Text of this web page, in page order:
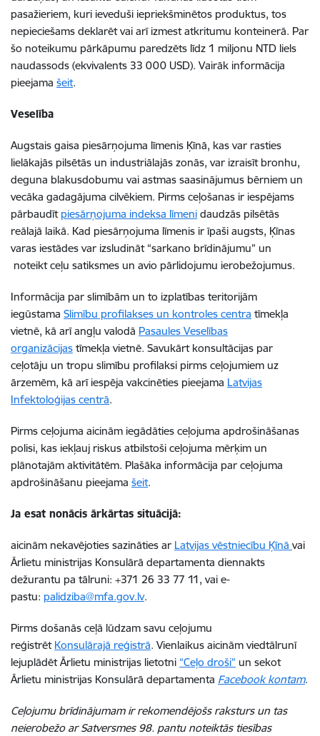
pasažieriem, kuri ieveduši iepriekšminētos produktus, tos
nepieciešams deklarēt vai arī izmest atkritumu konteinerā. Par
šo noteikumu pārkāpumu paredzēts līdz 1 miljonu NTD liels
naudassods (ekvivalents 33 000 USD). Vairāk informācija
pieejama šeit.
Veselība
Augstais gaisa piesārņojuma līmenis Ķīnā, kas var rasties
lielākajās pilsētās un industriālajās zonās, var izraisīt bronhu,
deguna blakusdobumu vai astmas saasinājumus bērniem un
vecāka gadagājuma cilvēkiem. Pirms ceļošanas ir iespējams
pārbaudīt piesārņojuma indeksa līmeni daudzās pilsētās
reālajā laikā. Kad piesārņojuma līmenis ir īpaši augsts, Ķīnas
varas iestādes var izsludināt “sarkano brīdinājumu” un
noteikt ceļu satiksmes un avio pārlidojumu ierobežojumus.
Informācija par slimībām un to izplatības teritorijām
iegūstama Slimību profilakses un kontroles centra tīmekļa
vietnē, kā arī angļu valodā Pasaules Veselības
organizācijas tīmekļa vietnē. Savukārt konsultācijas par
ceļotāju un tropu slimību profilaksi pirms ceļojumiem uz
ārzemēm, kā arī iespēja vakcinēties pieejama Latvijas
Infektoloģijas centrā.
Pirms ceļojuma aicinām iegādāties ceļojuma apdrošināšanas
polisi, kas iekļauj riskus atbilstoši ceļojuma mērķim un
plānotajām aktivitātēm. Plašāka informācija par ceļojuma
apdrošināšanu pieejama šeit.
Ja esat nonācis ārkārtas situācijā:
aicinām nekavējoties sazināties ar Latvijas vēstniecību Ķīnā vai
Ārlietu ministrijas Konsulārā departamenta diennakts
dežurantu pa tālruni: +371 26 33 77 11, vai e-
pastu: palidziba@mfa.gov.lv.
Pirms došanās ceļā lūdzam savu ceļojumu
reģistrēt Konsulārajā reģistrā. Vienlaikus aicinām viedtālrunī
lejuplādēt Ārlietu ministrijas lietotni “Ceļo droši” un sekot
Ārlietu ministrijas Konsulārā departamenta Facebook kontam.
Ceļojumu brīdinājumam ir rekomendējošs raksturs un tas
neierobežo ar Satversmes 98. pantu noteiktās tiesības